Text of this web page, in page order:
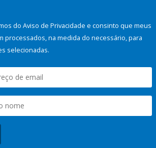
do Aviso de Privacidade e consinto que meus
processados, na medida do necessário, para
selecionadas.